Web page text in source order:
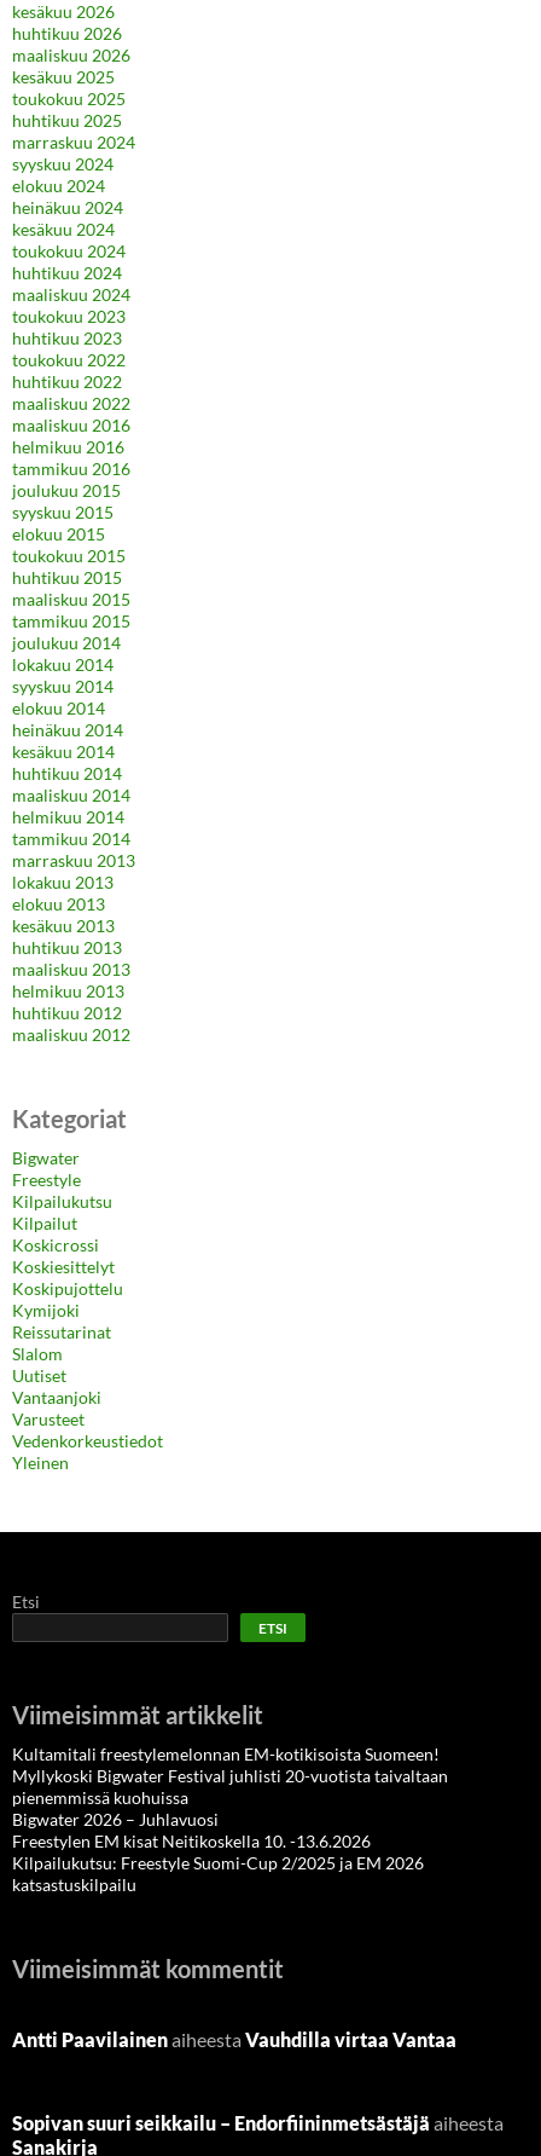
kesäkuu 2026
huhtikuu 2026
maaliskuu 2026
kesäkuu 2025
toukokuu 2025
huhtikuu 2025
marraskuu 2024
syyskuu 2024
elokuu 2024
heinäkuu 2024
kesäkuu 2024
toukokuu 2024
huhtikuu 2024
maaliskuu 2024
toukokuu 2023
huhtikuu 2023
toukokuu 2022
huhtikuu 2022
maaliskuu 2022
maaliskuu 2016
helmikuu 2016
tammikuu 2016
joulukuu 2015
syyskuu 2015
elokuu 2015
toukokuu 2015
huhtikuu 2015
maaliskuu 2015
tammikuu 2015
joulukuu 2014
lokakuu 2014
syyskuu 2014
elokuu 2014
heinäkuu 2014
kesäkuu 2014
huhtikuu 2014
maaliskuu 2014
helmikuu 2014
tammikuu 2014
marraskuu 2013
lokakuu 2013
elokuu 2013
kesäkuu 2013
huhtikuu 2013
maaliskuu 2013
helmikuu 2013
huhtikuu 2012
maaliskuu 2012
Kategoriat
Bigwater
Freestyle
Kilpailukutsu
Kilpailut
Koskicrossi
Koskiesittelyt
Koskipujottelu
Kymijoki
Reissutarinat
Slalom
Uutiset
Vantaanjoki
Varusteet
Vedenkorkeustiedot
Yleinen
Etsi
ETSI
Viimeisimmät artikkelit
Kultamitali freestylemelonnan EM-kotikisoista Suomeen!
Myllykoski Bigwater Festival juhlisti 20-vuotista taivaltaan
pienemmissä kuohuissa
Bigwater 2026 – Juhlavuosi
Freestylen EM kisat Neitikoskella 10. -13.6.2026
Kilpailukutsu: Freestyle Suomi-Cup 2/2025 ja EM 2026
katsastuskilpailu
Viimeisimmät kommentit
Antti Paavilainenaiheesta Vauhdilla virtaa Vantaa
Sopivan suuri seikkailu – Endorfiininmetsästäjä aiheesta
Sanakirja